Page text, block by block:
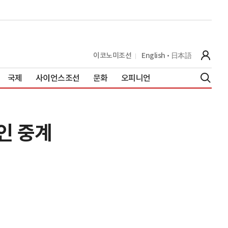
이코노미조선 English 日本語
국제 사이언스조선 문화 오피니언
중계